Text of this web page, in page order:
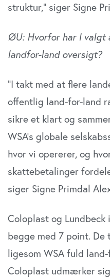
struktur,” siger Signe
ØU: Hvorfor har I valgt
landfor-land oversigt?
”I takt med at flere
offentlig land-for-land
sikre et klart og
WSA’s globale
hvor vi opererer, og
skattebetalinger
siger Signe Primdal
Coloplast og
begge med 7 point. De
ligesom WSA fuld
Coloplast udmærker